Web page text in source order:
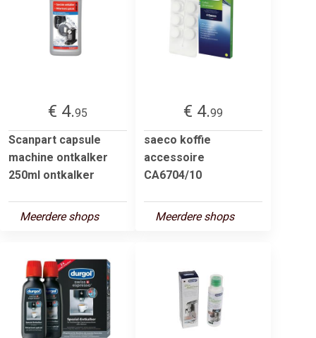
€ 4.95
Scanpart capsule
machine ontkalker
250ml ontkalker
Meerdere shops
€ 4.99
saeco koffie
accessoire
CA6704/10
Meerdere shops